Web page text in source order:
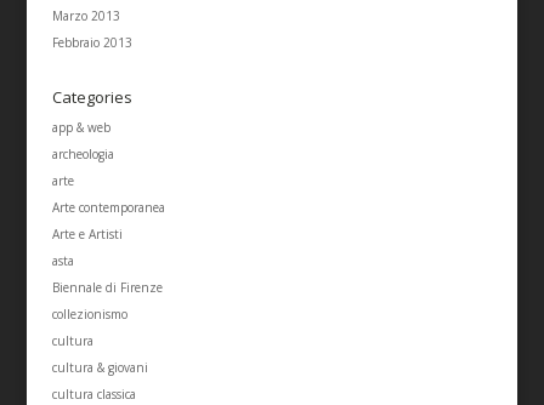
Marzo 2013
Febbraio 2013
Categories
app & web
archeologia
arte
Arte contemporanea
Arte e Artisti
asta
Biennale di Firenze
collezionismo
cultura
cultura & giovani
cultura classica